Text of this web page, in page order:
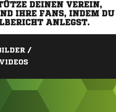
DEINEN VEREIN,
IHRE FANS, INDEM DU
ANLEGST.
/
VIDEOS